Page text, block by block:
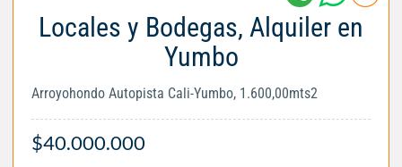
Locales y Bodegas, Alquiler en
Yumbo
Arroyohondo Autopista Cali-Yumbo, 1.600,00mts2
$40.000.000